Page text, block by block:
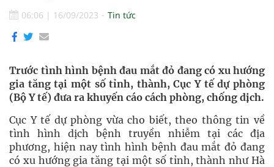
06:06 | 16/09/2023 Tin tức
Trước tình hình bệnh đau mắt đỏ đang có xu hướng
gia tăng tại một số tỉnh, thành, Cục Y tế dự phòng
(Bộ Y tế) đưa ra khuyến cáo cách phòng, chống dịch.
Cục Y tế dự phòng vừa cho biết, theo thông tin về
tình hình dịch bệnh truyền nhiễm tại các địa
phương, hiện nay tình hình bệnh đau mắt đỏ đang
có xu hướng gia tăng tại một số tỉnh, thành như Hà